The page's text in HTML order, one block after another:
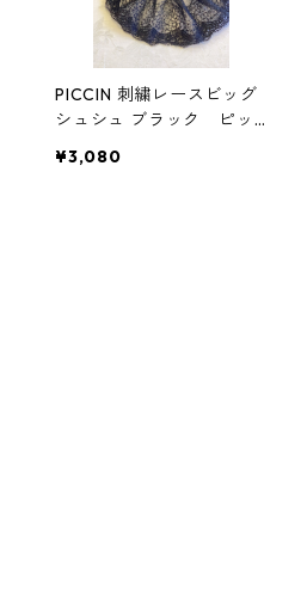
PICCIN 刺繍レースビッグ
シュシュ ブラック ピッ
¥3,080